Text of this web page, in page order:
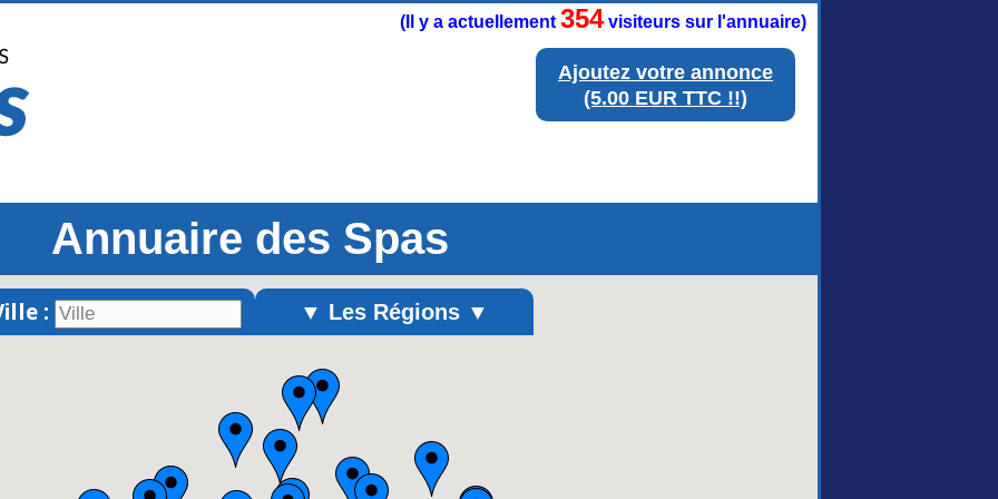
Ajoutez votre annonce
(5.00 EUR TTC !!)
(Il y a actuellement 354visiteurs sur l'annuaire)
Annuaire des Spas
: ▼ Les Régions ▼
Basse-Normandie
Bourgogne